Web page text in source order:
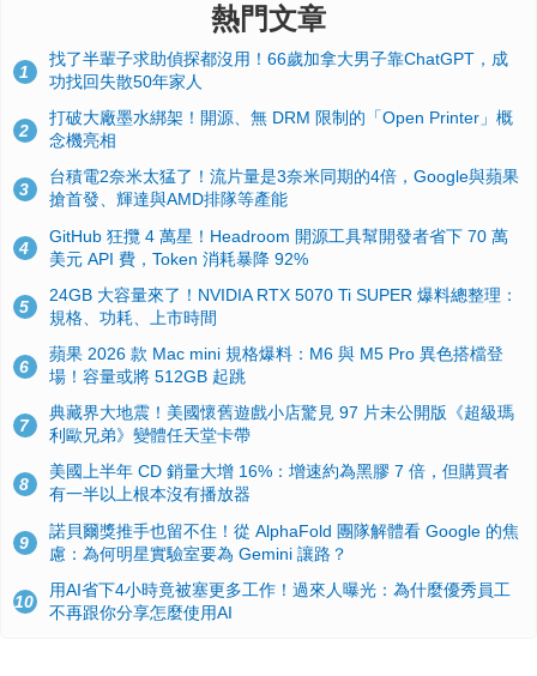
熱門文章
1
找了半輩子求助偵探都沒用！66歲加拿大男子靠ChatGPT，成
功找回失散50年家人
2
打破大廠墨水綁架！開源、無 DRM 限制的「Open Printer」概
念機亮相
3
台積電2奈米太猛了！流片量是3奈米同期的4倍，Google與蘋果
搶首發、輝達與AMD排隊等產能
4
GitHub 狂攬 4 萬星！Headroom 開源工具幫開發者省下 70 萬
美元 API 費，Token 消耗暴降 92%
5
24GB 大容量來了！NVIDIA RTX 5070 Ti SUPER 爆料總整理：
規格、功耗、上市時間
6
蘋果 2026 款 Mac mini 規格爆料：M6 與 M5 Pro 異色搭檔登
場！容量或將 512GB 起跳
7
典藏界大地震！美國懷舊遊戲小店驚見 97 片未公開版《超級瑪
利歐兄弟》變體任天堂卡帶
8
美國上半年 CD 銷量大增 16%：增速約為黑膠 7 倍，但購買者
有一半以上根本沒有播放器
9
諾貝爾獎推手也留不住！從 AlphaFold 團隊解體看 Google 的焦
慮：為何明星實驗室要為 Gemini 讓路？
10
用AI省下4小時竟被塞更多工作！過來人曝光：為什麼優秀員工
不再跟你分享怎麼使用AI